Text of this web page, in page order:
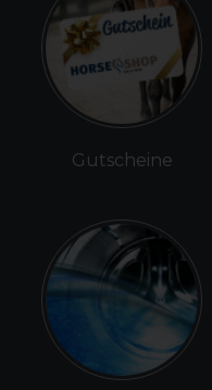
Gutscheine